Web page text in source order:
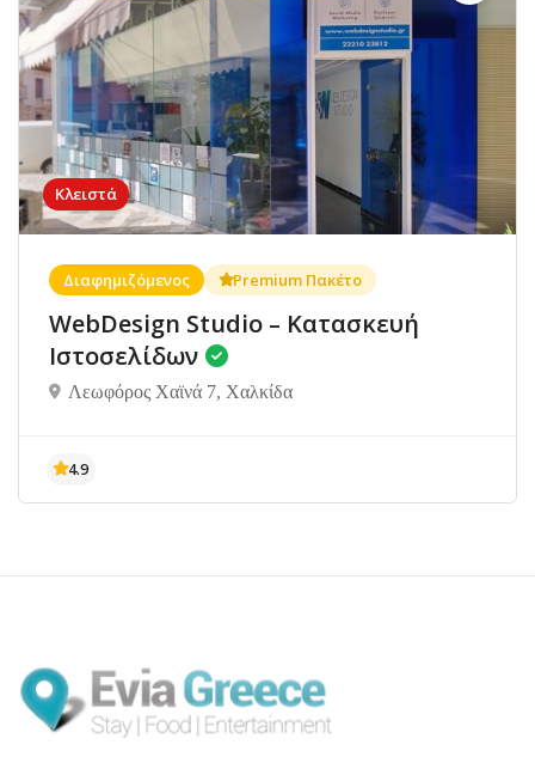
Κλειστά
Διαφημιζόμενος Premium Πακέτο
WebDesign Studio – Κατασκευή
Ιστοσελίδων
Λεωφόρος Χαϊνά 7, Χαλκίδα